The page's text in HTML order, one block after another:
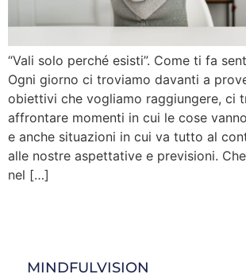
“Vali solo perché esisti”. Come ti fa
Ogni giorno ci troviamo davanti a
obiettivi che vogliamo raggiungere, ci
affrontare momenti in cui le cose
e anche situazioni in cui va tutto al
alle nostre aspettative e previsioni.
nel […]
MINDFULVISION